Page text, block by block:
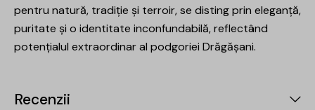
pentru natură, tradiție și terroir, se disting prin eleganță,
puritate și o identitate inconfundabilă, reflectând
potențialul extraordinar al podgoriei Drăgășani.
Recenzii